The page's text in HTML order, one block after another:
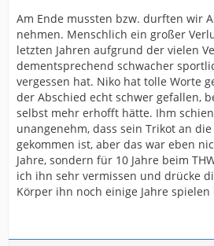
Am Ende mussten bzw. durften wir
nehmen. Menschlich ein großer
letzten Jahren aufgrund der vielen
dementsprechend schwacher
vergessen hat. Niko hat tolle Worte
der Abschied echt schwer gefallen,
selbst mehr erhofft hätte. Ihm
unangenehm, dass sein Trikot an
gekommen ist, aber das war eben
Jahre, sondern für 10 Jahre beim
ich ihn sehr vermissen und drücke
Körper ihn noch einige Jahre spielen